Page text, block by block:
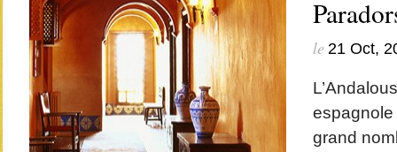
le 21 Oct,
grand